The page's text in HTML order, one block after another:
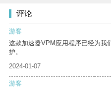
评论
游客
这款加速器VPM应用程序已经为我
护。
2024-01-07
游客